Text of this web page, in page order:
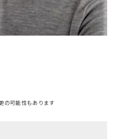
の可能性もあります